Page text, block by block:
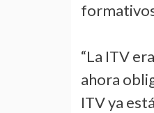
“La ITV
ahora
ITV ya